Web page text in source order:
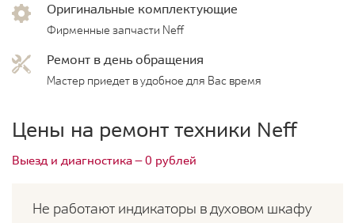
Оригинальные комплектующие
Фирменные запчасти Neff
Ремонт в день обращения
Мастер приедет в удобное для Вас время
Цены на ремонт техники Neff
Выезд и диагностика — 0 рублей
Не работают индикаторы в духовом шкафу